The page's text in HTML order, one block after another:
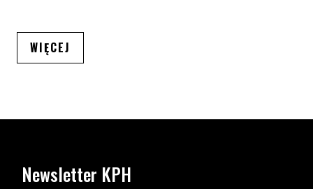
WIĘCEJ
Newsletter KPH